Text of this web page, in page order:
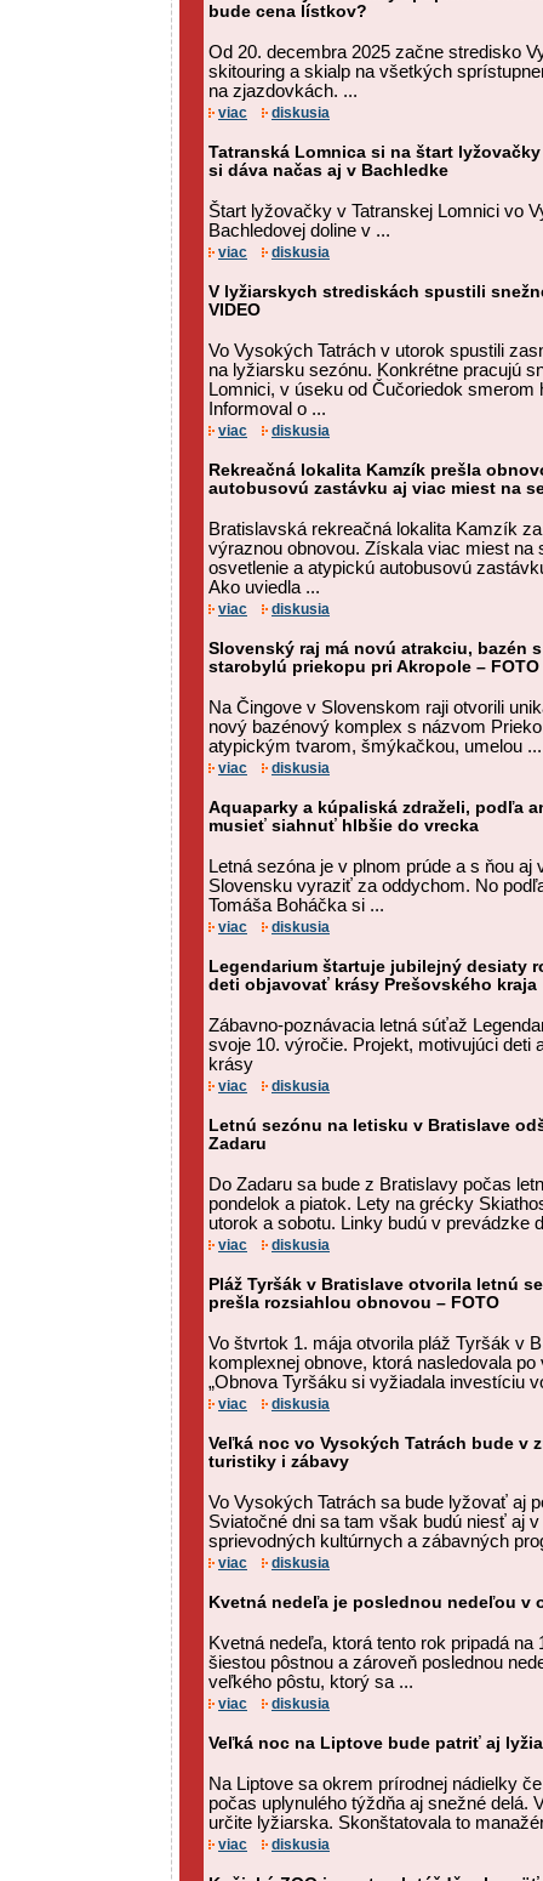
bude cena lístkov?
Od 20. decembra 2025 začne stredisko
skitouring a skialp na všetkých
na zjazdovkách. ...
viac diskusia
Tatranská Lomnica si na štart
si dáva načas aj v Bachledke
Štart lyžovačky v Tatranskej Lomnici vo
Bachledovej doline v ...
viac diskusia
V lyžiarskych strediskách spustili
VIDEO
Vo Vysokých Tatrách v utorok spustili
na lyžiarsku sezónu. Konkrétne pracujú
Lomnici, v úseku od Čučoriedok smerom
Informoval o ...
viac diskusia
Rekreačná lokalita Kamzík prešla
autobusovú zastávku aj viac miest na
Bratislavská rekreačná lokalita Kamzík
výraznou obnovou. Získala viac miest na
osvetlenie a atypickú autobusovú
Ako uviedla ...
viac diskusia
Slovenský raj má novú atrakciu, bazén
starobylú priekopu pri Akropole – FOTO
Na Čingove v Slovenskom raji otvorili
nový bazénový komplex s názvom
atypickým tvarom, šmýkačkou, umelou ...
viac diskusia
Aquaparky a kúpaliská zdraželi, podľa
musieť siahnuť hlbšie do vrecka
Letná sezóna je v plnom prúde a s ňou aj
Slovensku vyraziť za oddychom. No
Tomáša Boháčka si ...
viac diskusia
Legendarium štartuje jubilejný desiaty
deti objavovať krásy Prešovského kraja
Zábavno-poznávacia letná súťaž
svoje 10. výročie. Projekt, motivujúci deti
krásy
viac diskusia
Letnú sezónu na letisku v Bratislave
Zadaru
Do Zadaru sa bude z Bratislavy počas
pondelok a piatok. Lety na grécky
utorok a sobotu. Linky budú v prevádzke
viac diskusia
Pláž Tyršák v Bratislave otvorila letnú
prešla rozsiahlou obnovou – FOTO
Vo štvrtok 1. mája otvorila pláž Tyršák v
komplexnej obnove, ktorá nasledovala
„Obnova Tyršáku si vyžiadala investíciu
viac diskusia
Veľká noc vo Vysokých Tatrách bude v
turistiky i zábavy
Vo Vysokých Tatrách sa bude lyžovať aj
Sviatočné dni sa tam však budú niesť aj
sprievodných kultúrnych a zábavných
viac diskusia
Kvetná nedeľa je poslednou nedeľou v
Kvetná nedeľa, ktorá tento rok pripadá na
šiestou pôstnou a zároveň poslednou
veľkého pôstu, ktorý sa ...
viac diskusia
Veľká noc na Liptove bude patriť aj
Na Liptove sa okrem prírodnej nádielky
počas uplynulého týždňa aj snežné delá.
určite lyžiarska. Skonštatovala to
viac diskusia